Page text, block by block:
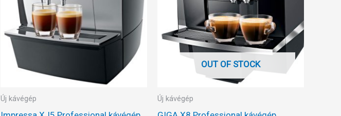
Új kávégép
OUT OF STOCK
Új kávégép